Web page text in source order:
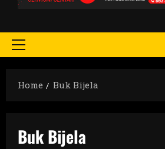
Primary
Home
Buk Bijela
Buk Bijela